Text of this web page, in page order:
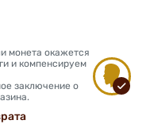
монета окажется
и компенсируем
заключение о